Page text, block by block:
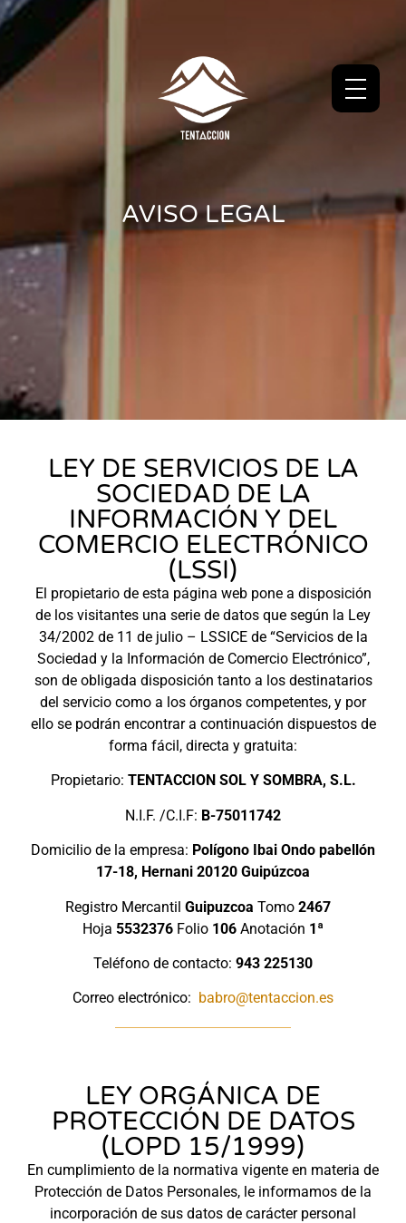
AVISO LEGAL
LEY DE SERVICIOS DE LA
SOCIEDAD DE LA
INFORMACIÓN Y DEL
COMERCIO ELECTRÓNICO
(LSSI)
El propietario de esta página web pone a disposición
de los visitantes una serie de datos que según la Ley
34/2002 de 11 de julio – LSSICE de “Servicios de la
Sociedad y la Información de Comercio Electrónico”,
son de obligada disposición tanto a los destinatarios
del servicio como a los órganos competentes, y por
ello se podrán encontrar a continuación dispuestos de
forma fácil, directa y gratuita:
Propietario: TENTACCION SOL Y SOMBRA, S.L.
N.I.F. /C.I.F: B-75011742
Domicilio de la empresa: Polígono Ibai Ondo pabellón
17-18, Hernani 20120 Guipúzcoa
Registro Mercantil Guipuzcoa Tomo 2467
Hoja 5532376 Folio 106 Anotación 1ª
Teléfono de contacto: 943 225130
Correo electrónico: babro@tentaccion.es
LEY ORGÁNICA DE
PROTECCIÓN DE DATOS
(LOPD 15/1999)
En cumplimiento de la normativa vigente en materia de
Protección de Datos Personales, le informamos de la
incorporación de sus datos de carácter personal